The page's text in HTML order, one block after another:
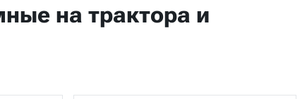
на трактора и